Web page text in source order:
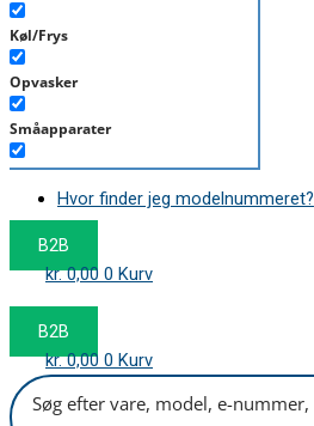
Køl/Frys
Opvasker
Småapparater
Støvsuger
Tørretumbler
Tilbehør/Plejemidler
Hvor finder jeg modelnummeret?
B2B
kr.0,00 0 Kurv
B2B
kr.0,00 0 Kurv